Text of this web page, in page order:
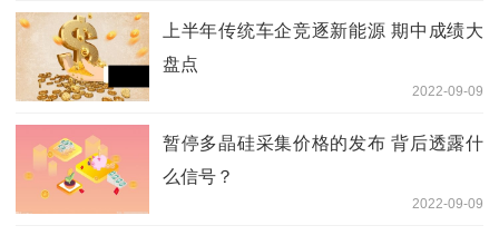
上半年传统车企竞逐新能源 期中成绩大
盘点
2022-09-09
暂停多晶硅采集价格的发布 背后透露什
么信号？
2022-09-09